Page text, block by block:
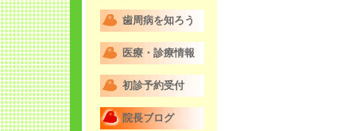
歯周病を知ろう
医療・診療情報
初診予約受付
院長ブログ